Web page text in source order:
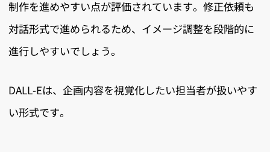
制作を進めやすい点が評価されています。修正依頼も
対話形式で進められるため、イメージ調整を段階的に
進行しやすいでしょう。
DALL-Eは、企画内容を視覚化したい担当者が扱いやす
い形式です。